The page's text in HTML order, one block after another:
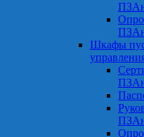
Шкафы